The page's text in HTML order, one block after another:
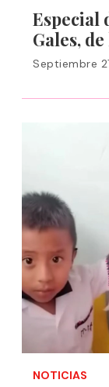
Especial
Gales,
Septiembre
NOTICIAS